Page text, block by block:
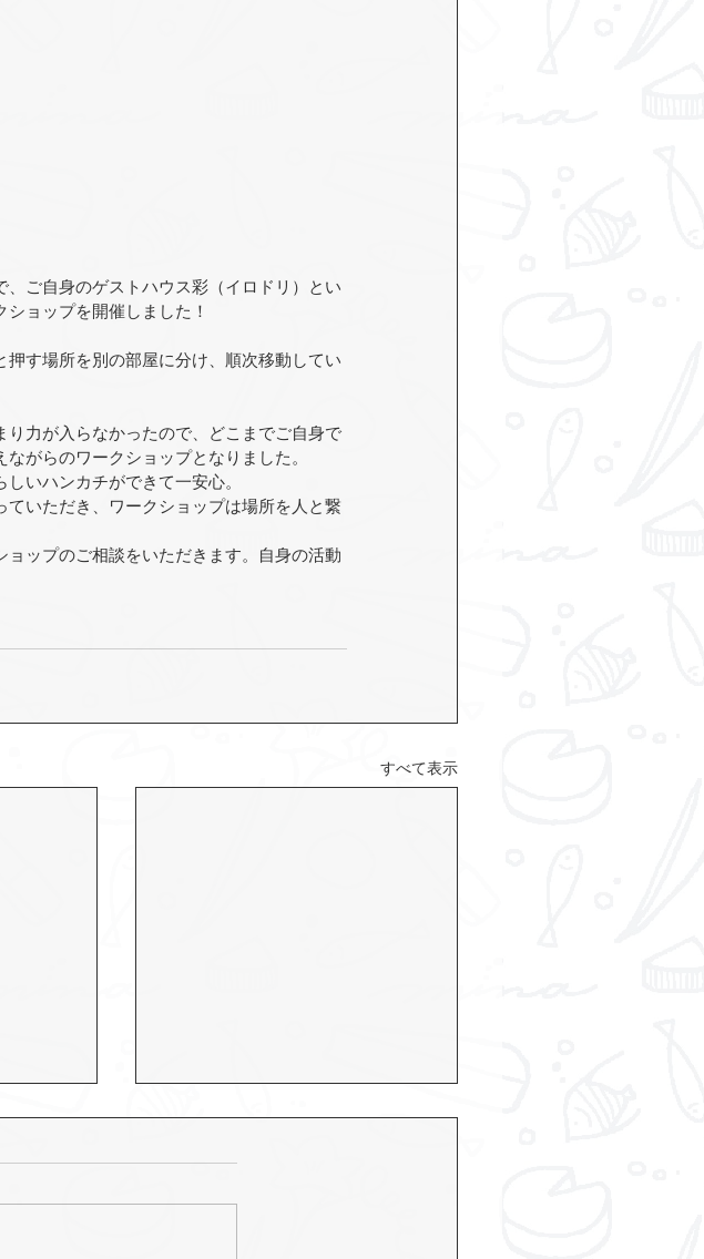
ご自身のゲストハウス彩（イロドリ）とい
ョップを開催しました！
す場所を別の部屋に分け、順次移動してい
力が入らなかったので、どこまでご自身で
がらのワークショップとなりました。
いハンカチができて一安心。
いただき、ワークショップは場所を人と繋
ップのご相談をいただきます。自身の活動
すべて表示